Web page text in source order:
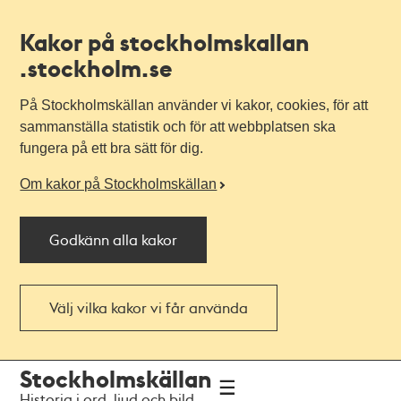
Kakor på stockholmskallan
.stockholm.se
På Stockholmskällan använder vi kakor, cookies, för att
sammanställa statistik och för att webbplatsen ska
fungera på ett bra sätt för dig.
Om kakor på Stockholmskällan
Godkänn alla kakor
Välj vilka kakor vi får använda
navigationen
huvudinnehållet
Stockholmskällan